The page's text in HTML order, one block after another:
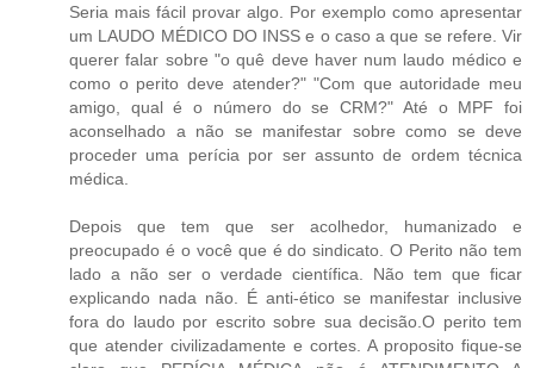
Seria mais fácil provar algo. Por exemplo como apresentar
um LAUDO MÉDICO DO INSS e o caso a que se refere. Vir
querer falar sobre "o quê deve haver num laudo médico e
como o perito deve atender?" "Com que autoridade meu
amigo, qual é o número do se CRM?" Até o MPF foi
aconselhado a não se manifestar sobre como se deve
proceder uma perícia por ser assunto de ordem técnica
médica.
Depois que tem que ser acolhedor, humanizado e
preocupado é o você que é do sindicato. O Perito não tem
lado a não ser o verdade científica. Não tem que ficar
explicando nada não. É anti-ético se manifestar inclusive
fora do laudo por escrito sobre sua decisão.O perito tem
que atender civilizadamente e cortes. A proposito fique-se